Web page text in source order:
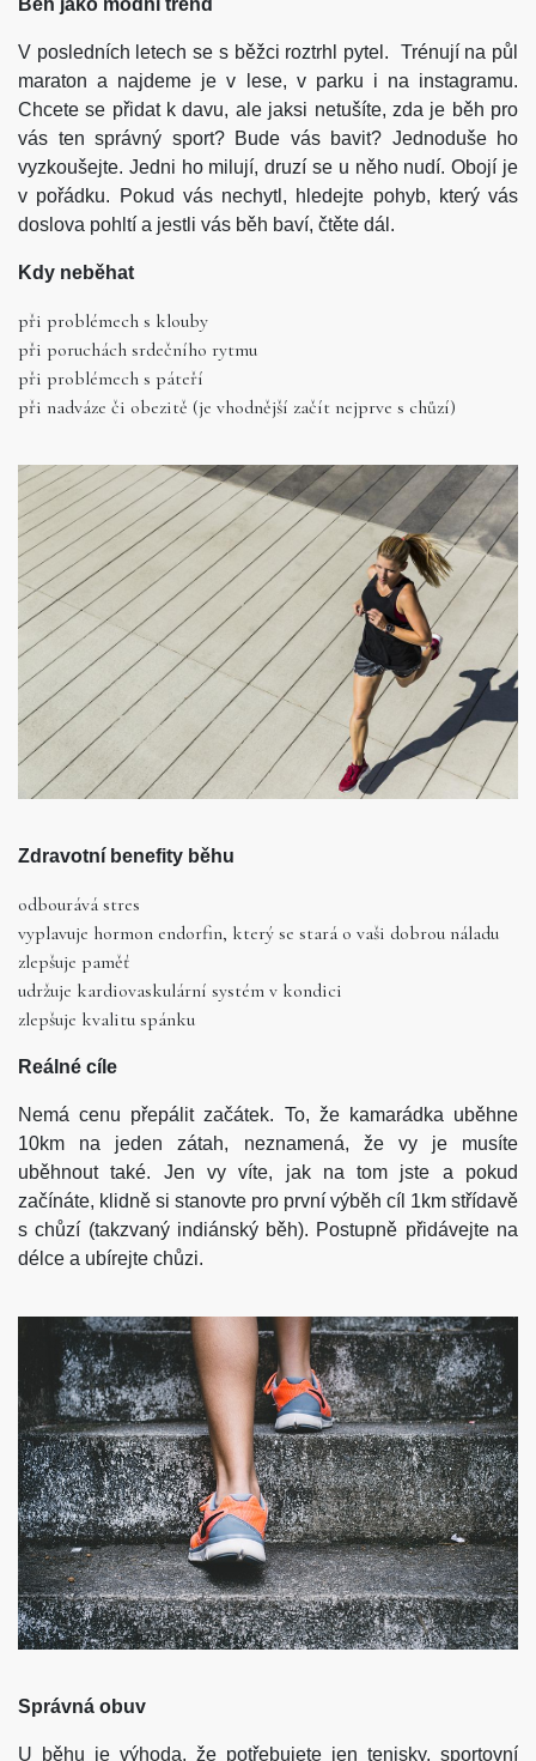
Běh jako módní trend
V posledních letech se s běžci roztrhl pytel. Trénují na půl
maraton a najdeme je v lese, v parku i na instagramu.
Chcete se přidat k davu, ale jaksi netušíte, zda je běh pro
vás ten správný sport? Bude vás bavit? Jednoduše ho
vyzkoušejte. Jedni ho milují, druzí se u něho nudí. Obojí je
v pořádku. Pokud vás nechytl, hledejte pohyb, který vás
doslova pohltí a jestli vás běh baví, čtěte dál.
Kdy neběhat
při problémech s klouby
při poruchách srdečního rytmu
při problémech s páteří
při nadváze či obezitě (je vhodnější začít nejprve s chůzí)
Zdravotní benefity běhu
odbourává stres
vyplavuje hormon endorfin, který se stará o vaši dobrou náladu
zlepšuje paměť
udržuje kardiovaskulární systém v kondici
zlepšuje kvalitu spánku
Reálné cíle
Nemá cenu přepálit začátek. To, že kamarádka uběhne
10km na jeden zátah, neznamená, že vy je musíte
uběhnout také. Jen vy víte, jak na tom jste a pokud
začínáte, klidně si stanovte pro první výběh cíl 1km střídavě
s chůzí (takzvaný indiánský běh). Postupně přidávejte na
délce a ubírejte chůzi.
Správná obuv
U běhu je výhoda, že potřebujete jen tenisky, sportovní